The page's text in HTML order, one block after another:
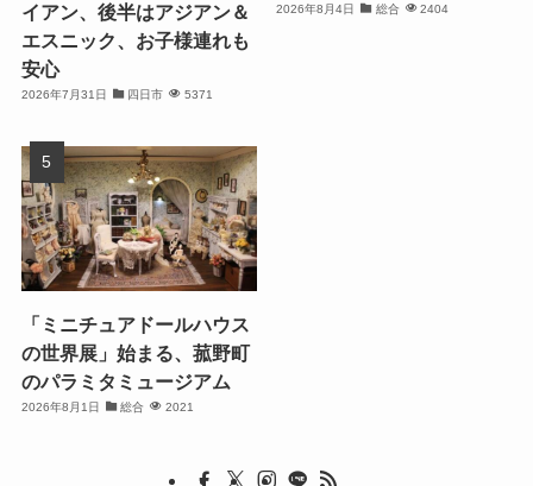
イアン、後半はアジアン＆
エスニック、お子様連れも
安心
2026年7月31日 四日市 5371
2026年8月4日 総合 2404
「ミニチュアドールハウス
の世界展」始まる、菰野町
のパラミタミュージアム
2026年8月1日 総合 2021